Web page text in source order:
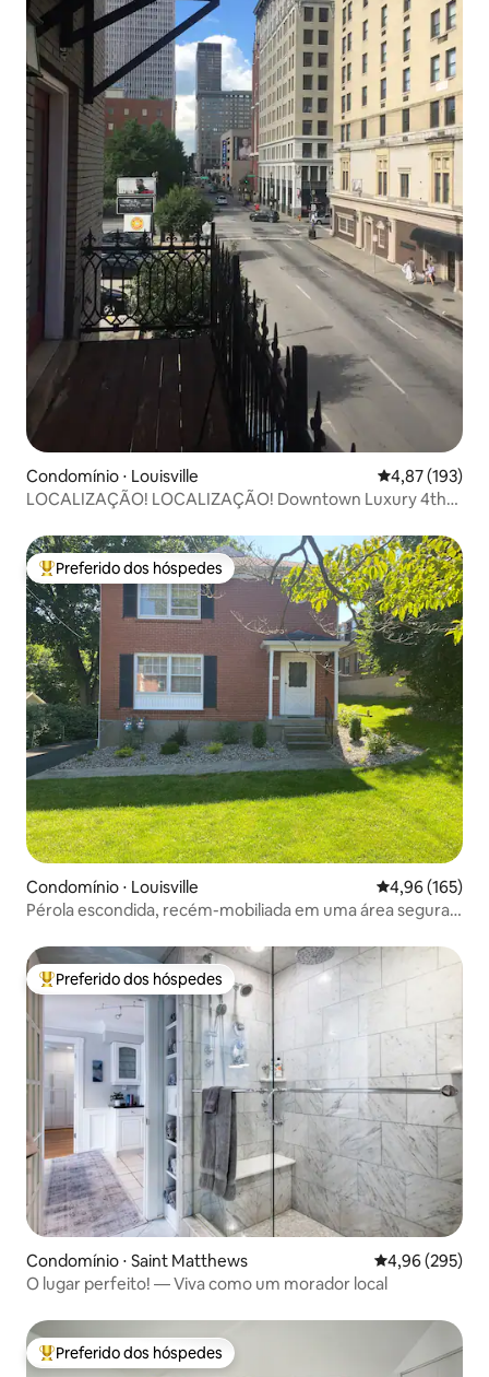
Condomínio ⋅ Louisville 4,87 de uma
4,87 (193)
LOCALIZAÇÃO! LOCALIZAÇÃO! Downtown Luxury 4th
Entre os melhores preferidos dos hóspedes
Preferido dos hóspedes
Condomínio ⋅ Louisville 4,96 de uma
4,96 (165)
Pérola escondida, recém-mobiliada em uma área segura e
Entre os melhores preferidos dos hóspedes
Preferido dos hóspedes
Condomínio ⋅ Saint Matthews 4,96 de uma
4,96 (295)
O lugar perfeito! — Viva como um morador local
Entre os melhores preferidos dos hóspedes
Preferido dos hóspedes